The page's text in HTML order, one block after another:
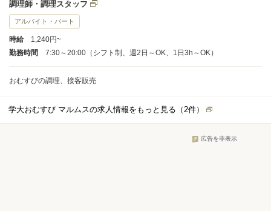
調理師・調理スタッフ
アルバイト・パート
時給
1,240円~
勤務時間
7:30～20:00（シフト制、週2日～OK、1日3h～OK）
おむすびの調理、接客販売
学大おむすび マルムスの求人情報をもっと見る（2件）
広告を非表示